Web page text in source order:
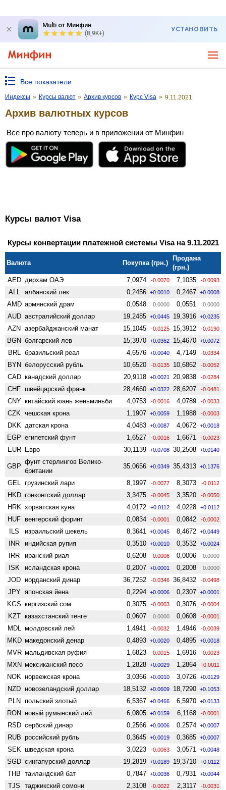
Multi от Минфин
(8,9K+)
УСТАНОВИТЬ
Все показатели
Индексы » Курсы валют » Архив курсов » Курс Visa » 9.11.2021
Архив валютных курсов
Все про валюту теперь и в приложении от Минфин
Курсы валют Visa
Курсы конвертации платежной системы Visa на 9.11.2021
Валюта Покупка (грн.)
Продажа
(грн.)
AED дирхам ОАЭ 7,0974 -0.0070 7,1035 -0.0093
ALL албанский лек 0,2456 +0.0010 0,2467 +0.0008
AMD армянский драм 0,0548 0.0000 0,0551 0.0000
AUD австралийский доллар 19,2485 +0.0445 19,3916 +0.0235
AZN азербайджанский манат 15,1045 -0.0125 15,3912 -0.0190
BGN болгарский лев 15,3970 +0.0362 15,4670 +0.0072
BRL бразильский реал 4,6576 +0.0040 4,7149 -0.0334
BYN белорусский рубль 10,6520 -0.0135 10,6862 -0.0052
CAD канадский доллар 20,9118 +0.0021 20,9838 -0.0284
CHF швейцарский франк 28,4660 +0.0322 28,6207 -0.0481
CNY китайский юань женьминьби 4,0753 -0.0016 4,0789 -0.0033
CZK чешская крона 1,1907 +0.0059 1,1988 -0.0003
DKK датская крона 4,0483 +0.0087 4,0672 +0.0018
EGP египетский фунт 1,6527 -0.0016 1,6671 -0.0023
EUR Евро 30,1139 +0.0708 30,2508 +0.0140
GBP
фунт стерлингов Велико­
британии
35,0656 +0.0349 35,4313 +0.1376
GEL грузинский лари 8,1997 -0.0077 8,3073 -0.0112
HKD гонконгский доллар 3,3475 -0.0045 3,3520 -0.0050
HRK хорватская куна 4,0172 +0.0112 4,0228 +0.0112
HUF венгерский форинт 0,0834 -0.0001 0,0842 -0.0002
ILS израильский шекель 8,3641 +0.0045 8,4672 +0.0449
INR индийская рупия 0,3510 +0.0010 0,3532 +0.0024
IRR иранский риал 0,6208 -0.0006 0,0006 0.0000
ISK исландская крона 0,2007 +0.0001 0,2008 0.0000
JOD иорданский динар 36,7252 -0.0346 36,8432 -0.0498
JPY японская йена 0,2294 +0.0006 0,2307 +0.0001
KGS киргизский сом 0,3075 -0.0003 0,3076 -0.0004
KZT казахстанский тенге 0,0607 0.0000 0,0608 -0.0001
MDL молдовский лей 1,4941 -0.0032 1,4946 -0.0039
MKD македонский денар 0,4893 +0.0020 0,4895 +0.0018
MVR мальдивская руфия 1,6823 -0.0015 1,6916 -0.0023
MXN мексиканский песо 1,2828 +0.0029 1,2864 -0.0011
NOK норвежская крона 3,0366 +0.0010 3,0726 +0.0129
NZD ново­зеландский доллар 18,5132 +0.0609 18,7290 +0.1053
PLN польский злотый 6,5367 +0.0466 6,5970 +0.0133
RON новый румынский лей 6,0805 +0.0159 6,1168 -0.0001
RSD сербский динар 0,2566 +0.0006 0,2574 +0.0007
RUB российский рубль 0,3645 +0.0019 0,3685 +0.0007
SEK шведская крона 3,0223 -0.0063 3,0571 +0.0048
SGD сингапурский доллар 19,2819 +0.0189 19,3710 +0.0112
THB таиландский бат 0,7847 +0.0036 0,7931 +0.0044
TJS таджикский сомони 2,3108 -0.0022 2,3117 -0.0031